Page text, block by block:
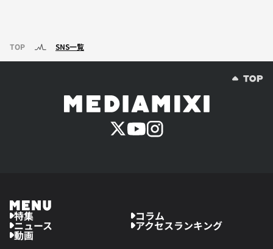
TOP SNS一覧
特集 コラム
ニュース アクセスランキング
動画